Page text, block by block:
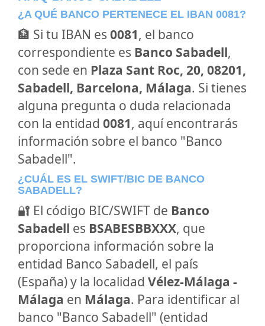
¿A QUÉ BANCO PERTENECE EL IBAN 0081?
🏦 Si tu IBAN es 0081, el banco
correspondiente es Banco Sabadell,
con sede en Plaza Sant Roc, 20, 08201,
Sabadell, Barcelona, Málaga. Si tienes
alguna pregunta o duda relacionada
con la entidad 0081, aquí encontrarás
información sobre el banco "Banco
Sabadell".
¿CUÁL ES EL SWIFT/BIC DE BANCO
SABADELL?
🔐 El código BIC/SWIFT de Banco
Sabadell es BSABESBBXXX, que
proporciona información sobre la
entidad Banco Sabadell, el país
(España) y la localidad Vélez-Málaga -
Málaga en Málaga. Para identificar al
banco "Banco Sabadell" (entidad